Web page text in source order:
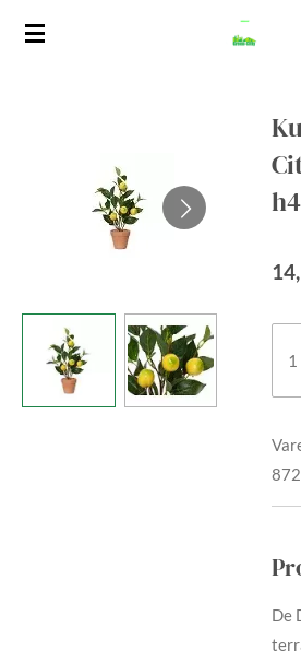
Spring
De